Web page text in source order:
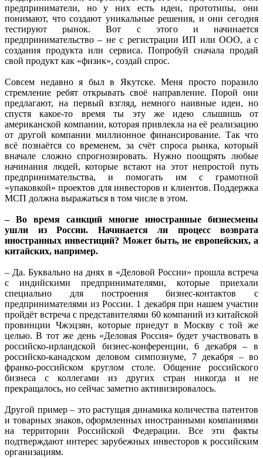
предприниматели, но у них есть идеи, прототипы, они
понимают, что создают уникальные решения, и они сегодня
тестируют рынок. Вот с этого и начинается
предпринимательство – не с регистрации ИП или ООО, а с
создания продукта или сервиса. Попробуй сначала продай
свой продукт как «физик», создай спрос.
Совсем недавно я был в Якутске. Меня просто поразило
стремление ребят открывать своё направление. Порой они
предлагают, на первый взгляд, немного наивные идеи, но
спустя какое-то время ты эту же идею слышишь от
американской компании, которая привлекла на её реализацию
от другой компании миллионное финансирование. Так что
всё познаётся со временем, за счёт спроса рынка, который
вначале сложно спрогнозировать. Нужно поощрять любые
начинания людей, которые встают на этот непростой путь
предпринимательства, и помогать им с грамотной
«упаковкой» проектов для инвесторов и клиентов. Поддержка
МСП должна выражаться в том числе в этом.
– Во время санкций многие иностранные бизнесмены
ушли из России. Начинается ли процесс возврата
иностранных инвестиций? Может быть, не европейских, а
китайских, например.
– Да. Буквально на днях в «Деловой России» прошла встреча
с индийскими предпринимателями, которые приехали
специально для построения бизнес-контактов с
предпринимателями из России. 1 декабря при нашем участии
пройдёт встреча с представителями 60 компаний из китайской
провинции Чжэцзян, которые приедут в Москву с той же
целью. В тот же день «Деловая Россия» будет участвовать в
российско-ирландской бизнес-конференции, 6 декабря – в
российско-канадском деловом симпозиуме, 7 декабря – во
франко-российском круглом столе. Общение российского
бизнеса с коллегами из других стран никогда и не
прекращалось, но сейчас заметно активизировалось.
Другой пример – это растущая динамика количества патентов
и товарных знаков, оформленных иностранными компаниями
на территории Российской Федерации. Все эти факты
подтверждают интерес зарубежных инвесторов к российским
организациям.